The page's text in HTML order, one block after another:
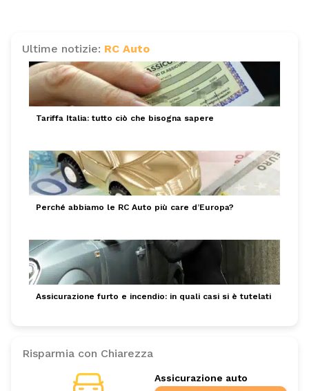
Ultime notizie: RC Auto
Tariffa Italia: tutto ciò che bisogna sapere
Perché abbiamo le RC Auto più care d’Europa?
Assicurazione furto e incendio: in quali casi si è tutelati
Risparmia con Chiarezza
Assicurazione auto